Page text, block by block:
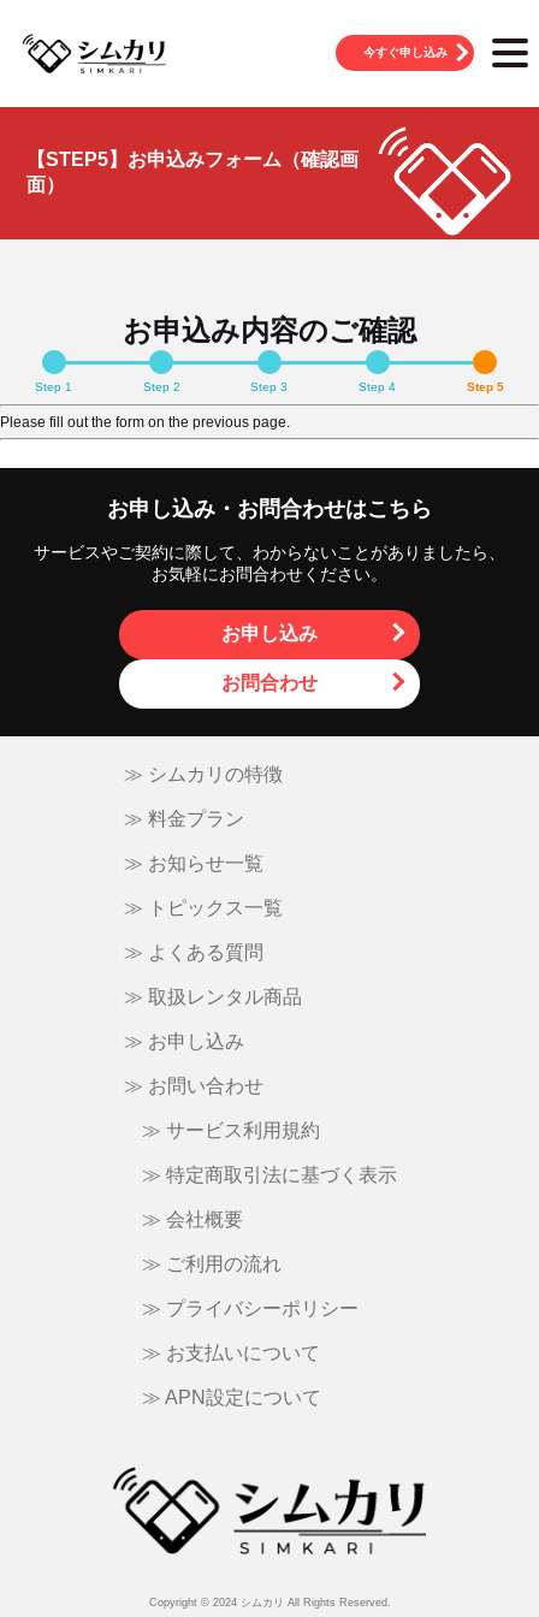
今すぐ申し込み
【STEP5】お申込みフォーム（確認画
面）
お申込み内容のご確認
Step 1 Step 2 Step 3 Step 4 Step 5
Please fill out the form on the previous page.
お申し込み・お問合わせはこちら
サービスやご契約に際して、わからないことがありましたら、
お気軽にお問合わせください。
お申し込み
お問合わせ
≫ シムカリの特徴
≫ 料金プラン
≫ お知らせ一覧
≫ トピックス一覧
≫ よくある質問
≫ 取扱レンタル商品
≫ お申し込み
≫ お問い合わせ
≫ サービス利用規約
≫ 特定商取引法に基づく表示
≫ 会社概要
≫ ご利用の流れ
≫ プライバシーポリシー
≫ お支払いについて
≫ APN設定について
Copyright © 2024 シムカリ All Rights Reserved.